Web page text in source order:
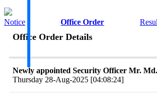
Notice Office Order
Office Order Details
Newly appointed Security Officer Mr.
Thursday 28-Aug-2025 [04:08:24]